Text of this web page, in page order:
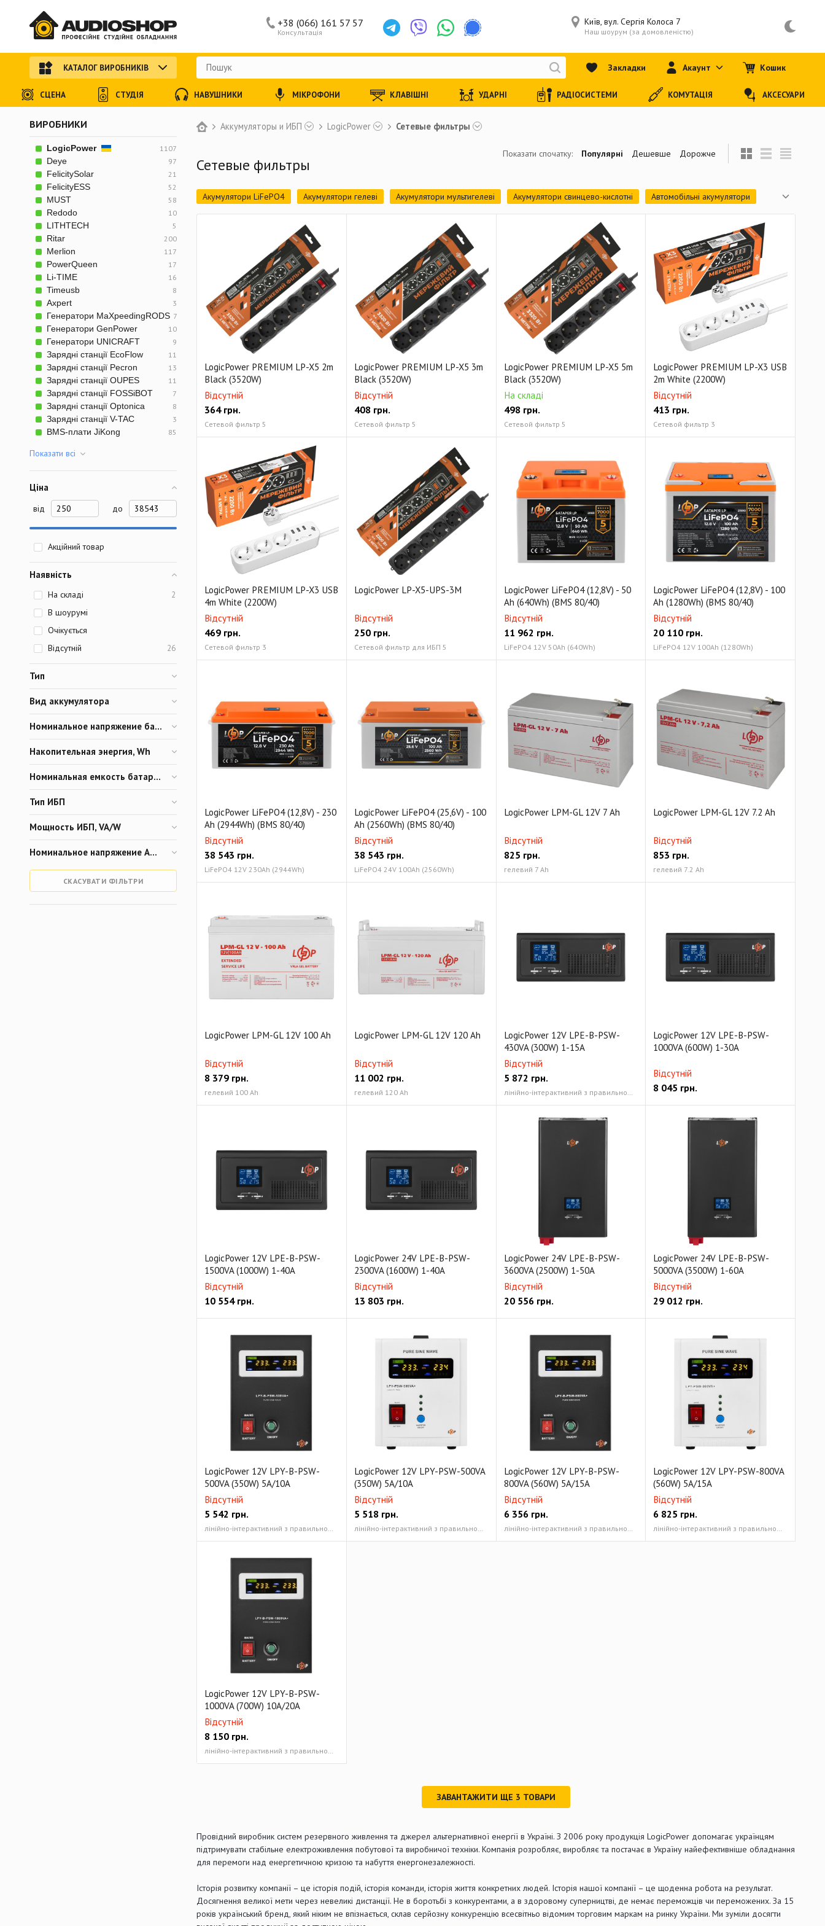
Аккумуляторы и ИБП LogicPower Сетевые фильтры
Сетевые фильтры
Акумулятори LiFePO4 Акумулятори гелеві Акумулятори мультигелеві Акумулятори свинцево-кислотні
Автомобільні акумулятори
ДБЖ (з синусоїдою)
Джерела безперебійного живлення для роутера ДБЖ (лінійно-інтерактивний)
ДБЖ (smart-online)
Готові комплекти Комплекти СЕС
Системи кріплень для сонячних батарей
Акумулятори для сонячних станцій
Аксесуари для СЕС Стабілізатори напруги Зарядні пристрої
Блоки живлення
Сетевые фильтры
Аксесуари
LogicPower PREMIUM LP-X5 2m
Black (3520W)
Відсутній
364грн.
Сетевой фильтр 5
LogicPower PREMIUM LP-X5 3m
Black (3520W)
Відсутній
408 грн.
Сетевой фильтр 5
LogicPower PREMIUM LP-X5 5m
Black (3520W)
На складі
498 грн.
Сетевой фильтр 5
LogicPower PREMIUM LP-X3 USB
2m White (2200W)
Відсутній
413 грн.
Сетевой фильтр 3
LogicPower PREMIUM LP-X3 USB
4m White (2200W)
Відсутній
469 грн.
Сетевой фильтр 3
LogicPower LP-X5-UPS-3M
Відсутній
250грн.
Сетевой фильтр для ИБП 5
LogicPower LiFePO4 (12,8V) - 50
Ah (640Wh) (BMS 80/40)
Відсутній
11 962 грн.
LiFePO4 12V 50Ah (640Wh)
LogicPower LiFePO4 (12,8V) - 100
Ah (1280Wh) (BMS 80/40)
Відсутній
20 110 грн.
LiFePO4 12V 100Ah (1280Wh)
LogicPower LiFePO4 (12,8V) - 230
Ah (2944Wh) (BMS 80/40)
Відсутній
38 543 грн.
LiFePO4 12V 230Ah (2944Wh)
LogicPower LiFePO4 (25,6V) - 100
Ah (2560Wh) (BMS 80/40)
Відсутній
38 543 грн.
LiFePO4 24V 100Ah (2560Wh)
LogicPower LPM-GL 12V 7 Ah
Відсутній
825 грн.
гелевий 7 Ah
LogicPower LPM-GL 12V 7.2 Ah
Відсутній
853 грн.
гелевий 7.2 Ah
LogicPower LPM-GL 12V 100 Ah
Відсутній
8 379 грн.
гелевий 100 Ah
LogicPower LPM-GL 12V 120 Ah
Відсутній
11 002 грн.
гелевий 120 Ah
LogicPower 12V LPE-B-PSW-
430VA (300W) 1-15A
Відсутній
5 872 грн.
лінійно-інтерактивний з правильною синусоїдою 430/300
LogicPower 12V LPE-B-PSW-
1000VA (600W) 1-30A
Відсутній
8 045 грн.
LogicPower 12V LPE-B-PSW-
1500VA (1000W) 1-40A
Відсутній
10 554грн.
LogicPower 24V LPE-B-PSW-
2300VA (1600W) 1-40A
Відсутній
13 803 грн.
LogicPower 24V LPE-B-PSW-
3600VA (2500W) 1-50A
Відсутній
20 556грн.
LogicPower 24V LPE-B-PSW-
5000VA (3500W) 1-60A
Відсутній
29 012 грн.
LogicPower 12V LPY-B-PSW-
500VA (350W) 5A/10A
Відсутній
5 542 грн.
LogicPower 12V LPY-PSW-500VA
(350W) 5A/10A
Відсутній
5 518 грн.
LogicPower 12V LPY-B-PSW-
800VA (560W) 5A/15A
Відсутній
6 356грн.
LogicPower 12V LPY-PSW-800VA
(560W) 5A/15A
Відсутній
6 825 грн.
LogicPower 12V LPY-B-PSW-
1000VA (700W) 10A/20A
Відсутній
8 150 грн.
лінійно-інтерактивний з правильною синусоїдою 1000/700
Показати спочатку: Популярні Дешевше Дорожче
ЗАВАНТАЖИТИ ЩЕ 3 ТОВАРИ
Провідний виробник систем резервного живлення та джерел альтернативної енергії в Україні. З 2006 року продукція LogicPower допомагає українцям
підтримувати стабільне електроживлення побутової та виробничої техніки. Компанія розробляє, виробляє та постачає в Україну найефективніше обладнання
для перемоги над енергетичною кризою та набуття енергонезалежності.
Історія розвитку компанії – це історія подій, історія команди, історія життя конкретних людей. Історія нашої компанії – це щоденна робота на результат.
Досягнення великої мети через невеликі дистанції. Не в боротьбі з конкурентами, а в здоровому суперництві, де немає переможців чи переможених. За 15
років український бренд, який ніким не впізнається, склав серйозну конкуренцію всесвітньо відомим торговим маркам на ринку України. Ми зуміли досягти
ВИРОБНИКИ
LogicPower 1107
Deye 97
FelicitySolar 21
FelicityESS 52
MUST 58
Redodo 10
LITHTECH 5
Ritar 200
Merlion 117
PowerQueen 17
Li-TIME 16
Timeusb 8
Axpert 3
Генератори MaXpeedingRODS 7
Генератори GenPower 10
Генератори UNICRAFT 9
Зарядні станції EcoFlow 11
Зарядні станції Pecron 13
Зарядні станції OUPES 11
Зарядні станції FOSSiBOT 7
Зарядні станції Optonica 8
Зарядні станції V-TAC 3
BMS-плати JiKong 85
Показати всi
Ціна
від до
Акційний товар
Наявність
На складі 2
В шоурумі
Очікується
Відсутній
26
Тип
Вид аккумулятора
Номинальное напряжение батареи, V
Накопительная энергия, Wh
Номинальная емкость батареи, Ah
Тип ИБП
Мощность ИБП, VA/W
Номинальное напряжение АКБ, V
СКАСУВАТИ ФІЛЬТРИ
Консультація
+38 (066) 161 57 57 Київ, вул. Сергія Колоса 7
Наш шоурум (за домовленістю)
КАТАЛОГ ВИРОБНИКІВ Закладки Акаунт Кошик
СЦЕНА СТУДІЯ НАВУШНИКИ МІКРОФОНИ КЛАВІШНІ УДАРНІ РАДІОСИСТЕМИ КОМУТАЦІЯ АКСЕСУАРИ